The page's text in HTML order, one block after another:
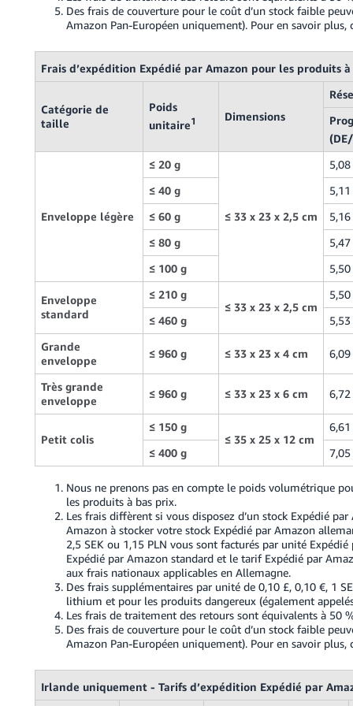
Des frais de couverture pour le coût d’un stock faible
Amazon Pan-Européen uniquement). Pour en savoir
Frais d’expédition Expédié par Amazon pour les produits
Catégorie de
taille
Poids
unitaire1 Dimensions
Enveloppe légère
≤ 20 g
≤ 33 x 23 x 2,5 cm
≤ 40 g
≤ 60 g
≤ 80 g
≤ 100 g
Enveloppe
standard
≤ 210 g
≤ 33 x 23 x 2,5 cm
≤ 460 g
Grande
enveloppe
≤ 960 g ≤ 33 x 23 x 4 cm 6,09
Très grande
enveloppe
≤ 960 g ≤ 33 x 23 x 6 cm 6,72
Petit colis
≤ 150 g
≤ 35 x 25 x 12 cm
6,61
≤ 400 g
7,05
Nous ne prenons pas en compte le poids volumétrique
les produits à bas prix.
Les frais diffèrent si vous disposez d’un stock Expédié
Amazon à stocker votre stock Expédié par Amazon
2,5 SEK ou 1,15 PLN vous sont facturés par unité
Expédié par Amazon standard et le tarif Expédié par
aux frais nationaux applicables en Allemagne.
Des frais supplémentaires par unité de 0,10 £, 0,10 €, 1
lithium et pour les produits dangereux (également
Les frais de traitement des retours sont équivalents à 50
Des frais de couverture pour le coût d’un stock faible
Amazon Pan-Européen uniquement). Pour en savoir
Irlande uniquement - Tarifs d’expédition Expédié par